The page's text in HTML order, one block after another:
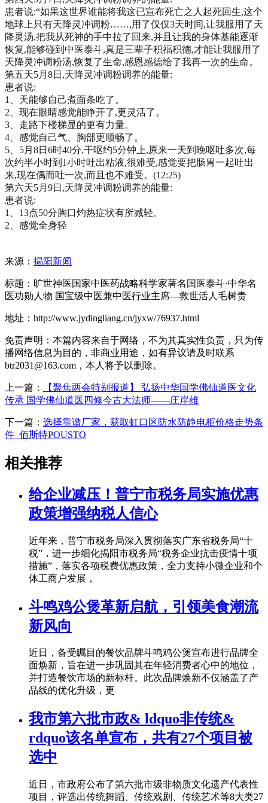
患者说:“如果这世界谁能将我这已宣布死亡之人起死回生,这个
地球上只有天降灵冲调粉……,用了仅仅3天时间,让我服用了天
降灵汤,把我从死神的手中拉了回来,并且让我的身体基能逐渐
恢复,能够碰到中医泰斗,真是三辈子积福积德,才能让我服用了
天降灵冲调粉汤,恢复了生命,感恩感德给了我再一次的生命。
第五天5月8日,天降灵冲调粉调养的能量:
患者说:
1、天能够自己煮面条吃了。
2、现在眼睛感觉能睁开了,更灵活了。
3、走路下楼梯显的更有力量。
4、感觉自己气、胸部更顺畅了。
5、5月8日6时40分,干呕约5分钟上,原来一天到晚呕吐多次,每
次约半小时到1小时吐出粘液,很难受,感觉要把肠胃一起吐出
来,现在偶而吐一次,而且也不难受。(12:25)
第六天5月9日,天降灵冲调粉调养的能量:
患者说:
1、13点50分胸口灼热症状有所减轻。
2、感觉全身轻
来源： 揭阳新闻
标题：旷世神医国家中医药战略科学家著名国医泰斗·中华名
医功勋人物 国宝级中医兼中医行业主席—救世活人毛树贵
地址：http://www.jydingliang.cn/jyxw/76937.html
免责声明：本篇内容来自于网络，不为其真实性负责，只为传
播网络信息为目的，非商业用途，如有异议请及时联系
btr2031@163.com，本人将予以删除。
上一篇：
【聚焦两会特别报道】 弘扬中华国学佛仙道医文化
传承 国学佛仙道医四修今古大法师——庄岸雄
下一篇： 选择靠谱厂家，获取虹口区防水防静电柜价格走势条
件_佰斯特POUSTO
相关推荐
给企业减压！普宁市税务局实施优惠
政策增强纳税人信心
近年来，普宁市税务局深入贯彻落实广东省税务局“十
税”，进一步细化揭阳市税务局“税务企业抗击疫情十项
措施”，落实各项税费优惠政策，全力支持小微企业和个
体工商户发展，
斗鸣鸡公煲革新启航，引领美食潮流
新风向
近日，备受瞩目的餐饮品牌斗鸣鸡公煲宣布进行品牌全
面焕新，旨在进一步巩固其在年轻消费者心中的地位，
并打造餐饮市场的新标杆。此次品牌焕新不仅涵盖了产
品线的优化升级，更
我市第六批市政& ldquo非传统&
rdquo该名单宣布，共有27个项目被
选中
近日，市政府公布了第六批市级非物质文化遗产代表性
项目，评选出传统舞蹈、传统戏剧、传统艺术等8大类27